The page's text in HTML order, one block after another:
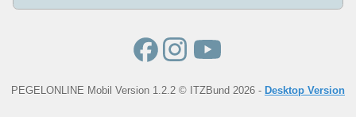
PEGELONLINE Mobil Version 1.2.2 © ITZBund 2026 - Desktop Version